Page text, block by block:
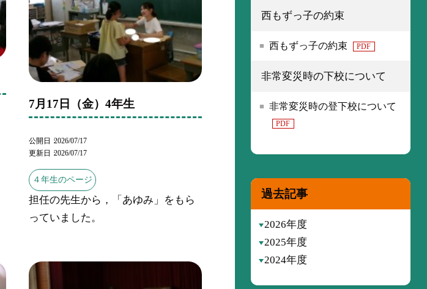
7月17日（金）4年生
公開日 2026/07/17
更新日 2026/07/17
４年生のページ
担任の先生から，「あゆみ」をもら
っていました。
西もずっ子の約束
西もずっ子の約束 PDF
非常変災時の下校について
非常変災時の登下校について
PDF
過去記事
2026年度
2025年度
2024年度